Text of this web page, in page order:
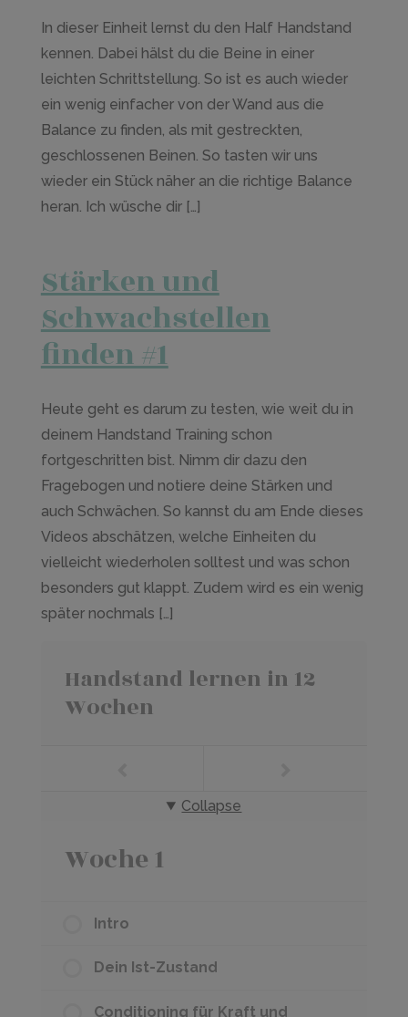
In dieser Einheit lernst du den Half Handstand
kennen. Dabei hälst du die Beine in einer
leichten Schrittstellung. So ist es auch wieder
ein wenig einfacher von der Wand aus die
Balance zu finden, als mit gestreckten,
geschlossenen Beinen. So tasten wir uns
wieder ein Stück näher an die richtige Balance
heran. Ich wüsche dir […]
Stärken und
Schwachstellen
finden #1
Heute geht es darum zu testen, wie weit du in
deinem Handstand Training schon
fortgeschritten bist. Nimm dir dazu den
Fragebogen und notiere deine Stärken und
auch Schwächen. So kannst du am Ende dieses
Videos abschätzen, welche Einheiten du
vielleicht wiederholen solltest und was schon
besonders gut klappt. Zudem wird es ein wenig
später nochmals […]
Handstand lernen in 12
Wochen
Collapse
Woche 1
Intro
Dein Ist-Zustand
Conditioning für Kraft und